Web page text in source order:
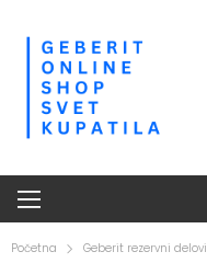
Početna
Geberit rezervni delovi